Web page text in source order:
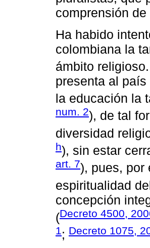
comprensión
Ha habido
colombiana la
ámbito
presenta al
la educación la
num. 2), de tal
diversidad
h), sin estar
art. 7), pues, por
espiritualidad
concepción
(Decreto 4500,
1; Decreto 1075,